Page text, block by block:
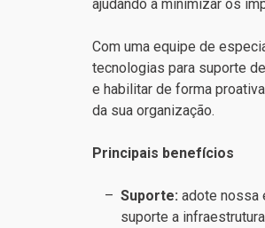
ajudando a minimizar os
Com uma equipe de
tecnologias para suporte
e habilitar de forma
da sua organização.
Principais benefícios
Suporte: adote nossa
suporte a